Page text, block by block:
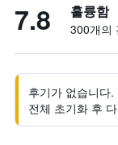
7.8 훌륭함
300개의
후기가 없습니다
전체 초기화 후